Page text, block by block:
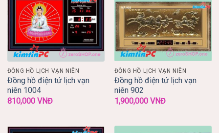
ĐỒNG HỒ LỊCH VẠN NIÊN
Đồng hồ điện tử lịch vạn
niên 1004
810,000 VNĐ
ĐỒNG HỒ LỊCH VẠN NIÊN
Đồng hồ điện tử lịch vạn
niên 902
1,900,000 VNĐ